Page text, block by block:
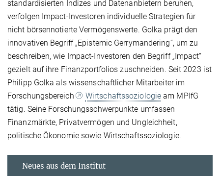
standardisierten Indizes und Datenanbietern beruhen,
verfolgen Impact-Investoren individuelle Strategien für
nicht börsennotierte Vermögenswerte. Golka prägt den
innovativen Begriff „Epistemic Gerrymandering“, um zu
beschreiben, wie Impact-Investoren den Begriff „Impact“
gezielt auf ihre Finanzportfolios zuschneiden. Seit 2023 ist
Philipp Golka als wissenschaftlicher Mitarbeiter im
Forschungsbereich
Wirtschaftssoziologie am MPIfG
tätig. Seine Forschungsschwerpunkte umfassen
Finanzmärkte, Privatvermögen und Ungleichheit,
politische Ökonomie sowie Wirtschaftssoziologie.
Neues aus dem Institut